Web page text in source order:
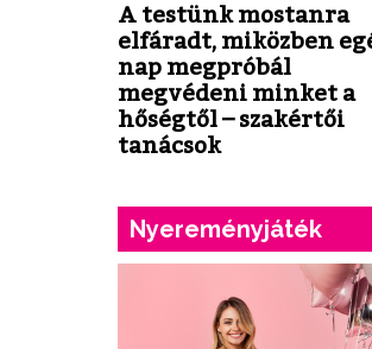
A testünk mostanra
elfáradt, miközben
nap megpróbál
megvédeni minket a
hőségtől – szakértői
tanácsok
Nyereményjáték